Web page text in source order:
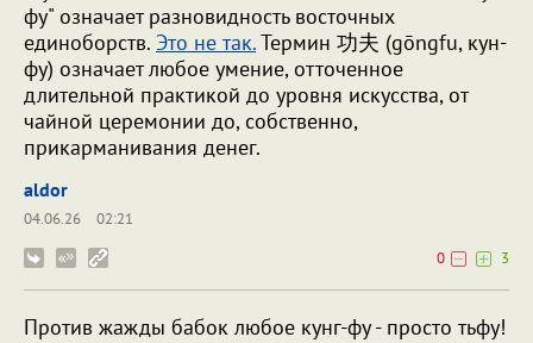
фу" означает разновидность восточных
единоборств. Это не так.Термин 功夫 (gōngfu, кун-
фу) означает любое умение, отточенное
длительной практикой до уровня искусства, от
чайной церемонии до, собственно,
прикарманивания денег.
aldor
04.06.26
02:21
0
3
Против жажды бабок любое кунг-фу - просто тьфу!